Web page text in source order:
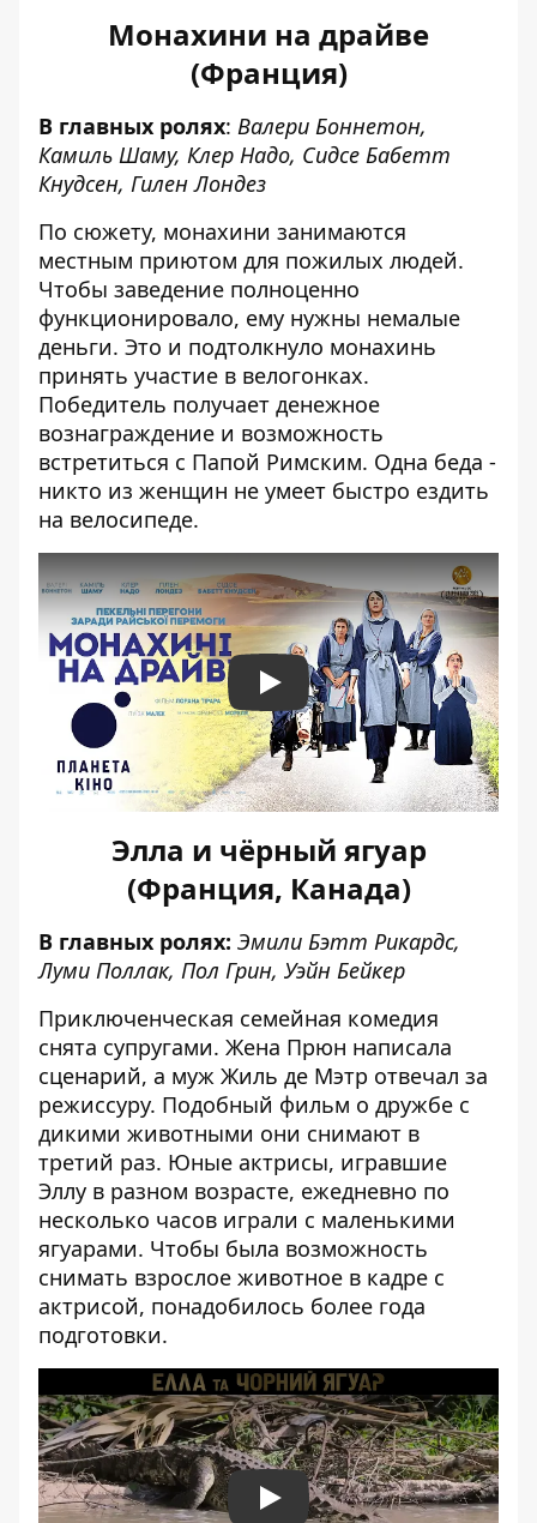
Монахини на драйве
(Франция)
В главных ролях: Валери Боннетон,
Камиль Шаму, Клер Надо, Сидсе Бабетт
Кнудсен, Гилен Лондез
По сюжету, монахини занимаются
местным приютом для пожилых людей.
Чтобы заведение полноценно
функционировало, ему нужны немалые
деньги. Это и подтолкнуло монахинь
принять участие в велогонках.
Победитель получает денежное
вознаграждение и возможность
встретиться с Папой Римским. Одна беда -
никто из женщин не умеет быстро ездить
на велосипеде.
Play
Элла и чёрный ягуар
(Франция, Канада)
В главных ролях: Эмили Бэтт Рикардс,
Луми Поллак, Пол Грин, Уэйн Бейкер
Приключенческая семейная комедия
снята супругами. Жена Прюн написала
сценарий, а муж Жиль де Мэтр отвечал за
режиссуру. Подобный фильм о дружбе с
дикими животными они снимают в
третий раз. Юные актрисы, игравшие
Эллу в разном возрасте, ежедневно по
несколько часов играли с маленькими
ягуарами. Чтобы была возможность
снимать взрослое животное в кадре с
актрисой, понадобилось более года
подготовки.
Play